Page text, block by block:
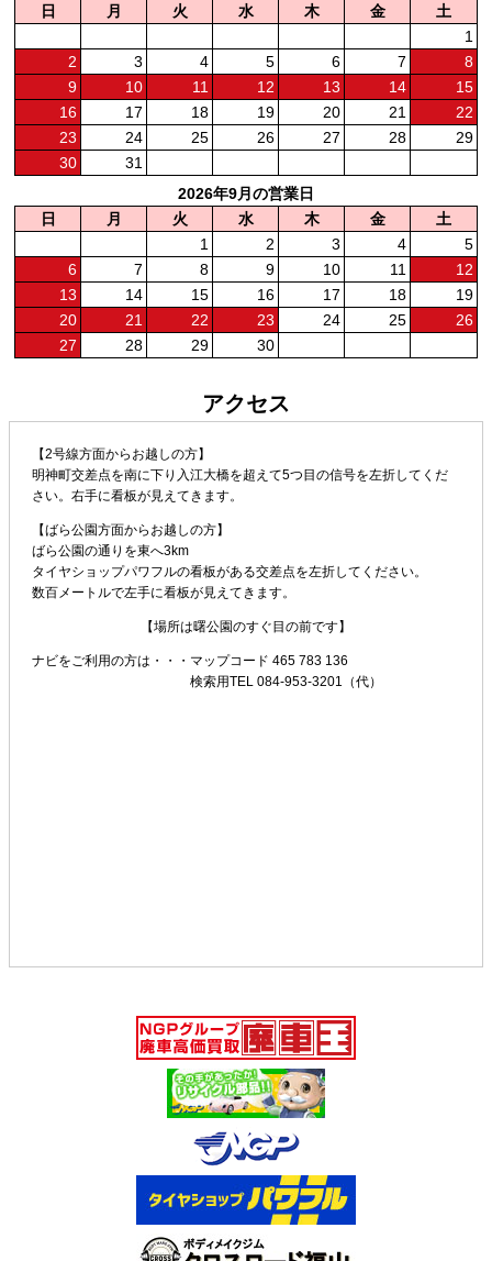
日
月 火 水 木 金
土
1
2
3 4 5 6 7
8
9
10 11 12 13 14
15
16
17 18 19 20 21
22
23
24 25 26 27 28
29
30
31
2026年9月の営業日
日
月 火 水 木 金
土
1
2 3 4
5
6
7 8 9 10 11
12
13
14 15 16 17 18
19
20
21 22 23 24 25
26
27
28 29 30
アクセス
【2号線方面からお越しの方】
明神町交差点を南に下り入江大橋を超えて5つ目の信号を左折してくだ
さい。右手に看板が見えてきます。
【ばら公園方面からお越しの方】
ばら公園の通りを東へ3km
タイヤショップパワフルの看板がある交差点を左折してください。
数百メートルで左手に看板が見えてきます。
【場所は曙公園のすぐ目の前です】
ナビをご利用の方は・・・ マップコード 465 783 136
検索用TEL 084-953-3201（代）